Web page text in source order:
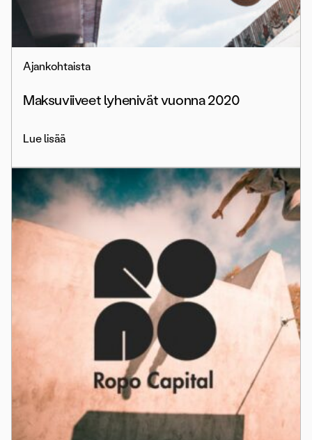
Ajankohtaista
Maksuviiveet lyhenivät vuonna 2020
Lue lisää